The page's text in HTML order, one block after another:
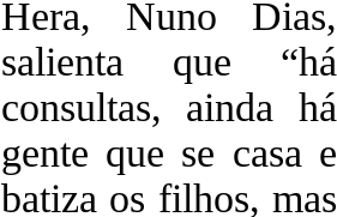
Hera, Nuno Dias,
salienta que “há
consultas, ainda há
gente que se casa e
batiza os filhos, mas